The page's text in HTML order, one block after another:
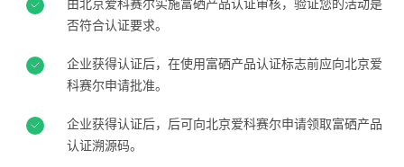
罗马尼亚 (罗马尼亚语)
西班牙 (西班牙语)
否符合认证要求。
企业获得认证后，在使用富硒产品认证标志前应向北京爱
科赛尔申请批准。
企业获得认证后，后可向北京爱科赛尔申请领取富硒产品
认证溯源码。